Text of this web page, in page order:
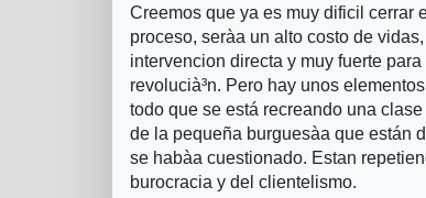
Creemos que ya es muy dificil cerrar
proceso, serà­a un alto costo de
intervencion directa y muy fuerte
revolucià³n. Pero hay unos
todo que se está recreando una
de la pequeña burguesà­a que están
se habà­a cuestionado. Estan
burocracia y del clientelismo.